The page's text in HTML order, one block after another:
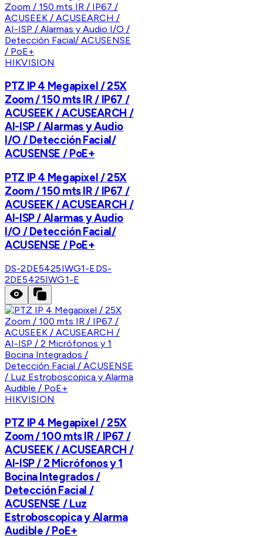
HIKVISION
PTZ IP 4 Megapixel / 25X
Zoom / 150 mts IR / IP67 /
ACUSEEK / ACUSEARCH /
AI-ISP / Alarmas y Audio
I/O / Detección Facial/
ACUSENSE / PoE+
PTZ IP 4 Megapixel / 25X
Zoom / 150 mts IR / IP67 /
ACUSEEK / ACUSEARCH /
AI-ISP / Alarmas y Audio
I/O / Detección Facial/
ACUSENSE / PoE+
DS-2DE5425IWG1-EDS-
2DE5425IWG1-E
HIKVISION
PTZ IP 4 Megapixel / 25X
Zoom / 100 mts IR / IP67 /
ACUSEEK / ACUSEARCH /
AI-ISP / 2 Micrófonos y 1
Bocina Integrados /
Detección Facial /
ACUSENSE / Luz
Estroboscopica y Alarma
Audible / PoE+